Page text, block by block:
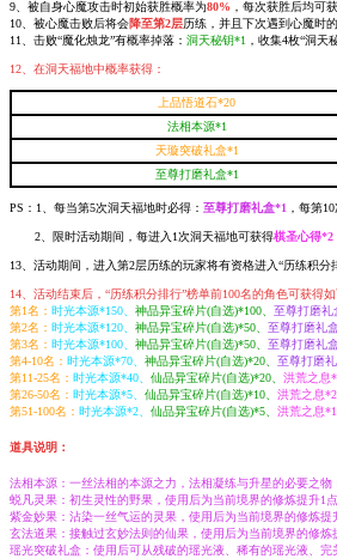
9、被自身心魔攻击时初始获胜概率为80% ，每次获胜后均可
10、被心魔击败后将会降至第2层历练，并且下次遇到心魔时
11、击败“魔化烛龙”有概率掉落： 洞天秘钥*1 ，收集4枚“洞天
12、在洞天福地中概率获得：
上品悟道石*20
法相本源*1
天璇突破礼盒*1
至尊打磨礼盒*1
PS：1、每当第5次洞天福地时必得： 至尊打磨礼盒*1 ，每第
2、限时活动期间，每进入1次洞天福地可获得棋圣心得*2
13、活动期间，进入第2层历练的玩家将有资格进入“历练积分
14、活动结束后，“历练积分排行”榜单前100名的角色可获得如
第1名： 时光本源*150、 神品异宝碎片(自选)*100、 至尊打磨礼
第2名： 时光本源*120、 神品异宝碎片(自选)*50、 至尊打磨礼盒
第3名： 时光本源*100、 神品异宝碎片(自选)*50、 至尊打磨礼盒
第4-10名： 时光本源*70、 神品异宝碎片(自选)*20、 至尊打磨礼
第11-25名： 时光本源*40、 仙品异宝碎片(自选)*20、 洪荒之息
第26-50名： 时光本源*5、 仙品异宝碎片(自选)*10、 洪荒之息
第51-100名： 时光本源*2、 仙品异宝碎片(自选)*5、 洪荒之息
道具说明：
法相本源：一丝法相的本源之力，法相凝练与升星的必要之物
蜕凡灵果：初生灵性的野果，使用后为当前境界的修炼提升1
紫金妙果：沾染一丝气运的灵果，使用后为当前境界的修炼
玄法道果：接触过玄妙法则的仙果，使用后为当前境界的修
瑶光突破礼盒：使用后可从残破的瑶光液、稀有的瑶光液、完